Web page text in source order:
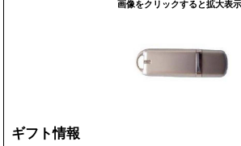
画像をクリックすると拡大表示
ギフト情報